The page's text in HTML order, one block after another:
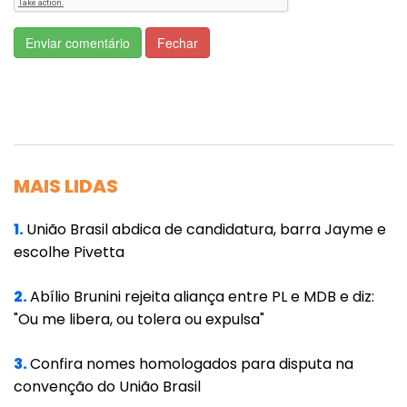
aplicativos de mensagens e por e-mail.
A exposição de dados não significa
para terceiros durante algum tempo e podem
caso será investigado e que sanções
poderão ser aplicadas. A legislação prevê
multa, suspensão ou até exclusão do sistema
Em todos os 11 incidentes com chaves Pix
informações cadastrais, sem a exposição de
Enviar comentário Fechar
MAIS LIDAS
1.União Brasil abdica de candidatura, barra Jayme e
escolhe Pivetta
2.Abílio Brunini rejeita aliança entre PL e MDB e diz:
"Ou me libera, ou tolera ou expulsa"
3.Confira nomes homologados para disputa na
convenção do União Brasil